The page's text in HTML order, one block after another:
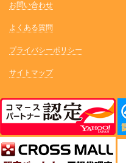
お問い合わせ
よくある質問
プライバシーポリシー
サイトマップ